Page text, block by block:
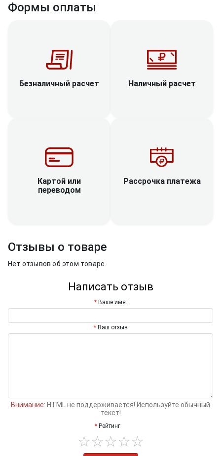
Формы оплаты
Безналичный расчет Наличный расчет
Картой или
переводом
Рассрочка платежа
Отзывы о товаре
Нет отзывов об этом товаре.
Написать отзыв
Ваше имя:
Ваш отзыв
Внимание: HTML не поддерживается! Используйте обычный
текст!
Рейтинг